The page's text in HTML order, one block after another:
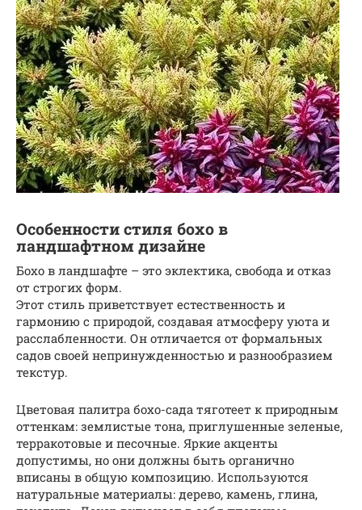
Особенности стиля бохо в
ландшафтном дизайне
Бохо в ландшафте – это эклектика, свобода и отказ
от строгих форм.
Этот стиль приветствует естественность и
гармонию с природой, создавая атмосферу уюта и
расслабленности. Он отличается от формальных
садов своей непринужденностью и разнообразием
текстур.
Цветовая палитра бохо-сада тяготеет к природным
оттенкам: землистые тона, приглушенные зеленые,
терракотовые и песочные. Яркие акценты
допустимы, но они должны быть органично
вписаны в общую композицию. Используются
натуральные материалы: дерево, камень, глина,